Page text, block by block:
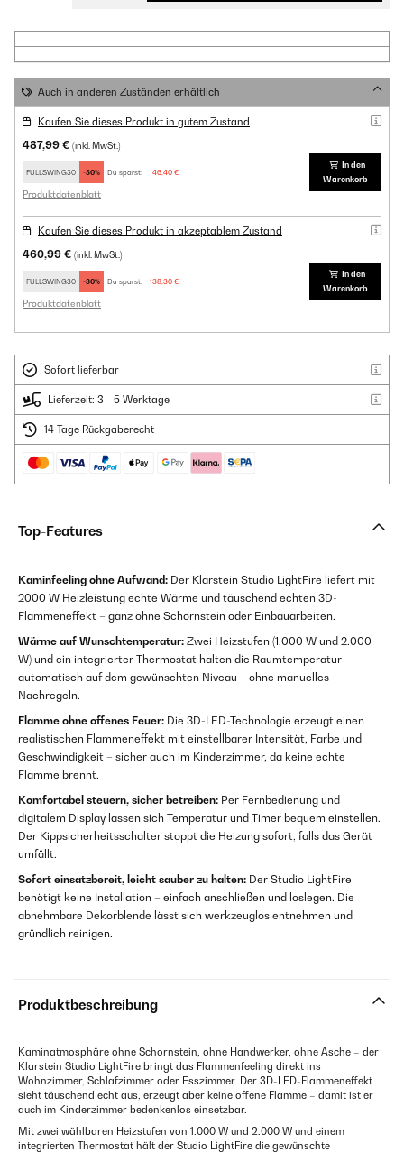
Auch in anderen Zuständen erhältlich
Kaufen Sie dieses Produkt in gutem Zustand
487,99 € (inkl. MwSt.)
FULLSWING30 -30% Du sparst: 146,40 €
Produktdatenblatt
In den
Warenkorb
Kaufen Sie dieses Produkt in akzeptablem Zustand
460,99 € (inkl. MwSt.)
FULLSWING30 -30% Du sparst: 138,30 €
Produktdatenblatt
In den
Warenkorb
Sofort lieferbar
Lieferzeit: 3 - 5 Werktage
14 Tage Rückgaberecht
Top-Features
Kaminfeeling ohne Aufwand: Der Klarstein Studio LightFire liefert mit
2000 W Heizleistung echte Wärme und täuschend echten 3D-
Flammeneffekt – ganz ohne Schornstein oder Einbauarbeiten.
Wärme auf Wunschtemperatur: Zwei Heizstufen (1.000 W und 2.000
W) und ein integrierter Thermostat halten die Raumtemperatur
automatisch auf dem gewünschten Niveau – ohne manuelles
Nachregeln.
Flamme ohne offenes Feuer: Die 3D-LED-Technologie erzeugt einen
realistischen Flammeneffekt mit einstellbarer Intensität, Farbe und
Geschwindigkeit – sicher auch im Kinderzimmer, da keine echte
Flamme brennt.
Komfortabel steuern, sicher betreiben: Per Fernbedienung und
digitalem Display lassen sich Temperatur und Timer bequem einstellen.
Der Kippsicherheitsschalter stoppt die Heizung sofort, falls das Gerät
umfällt.
Sofort einsatzbereit, leicht sauber zu halten: Der Studio LightFire
benötigt keine Installation – einfach anschließen und loslegen. Die
abnehmbare Dekorblende lässt sich werkzeuglos entnehmen und
gründlich reinigen.
Produktbeschreibung
Kaminatmosphäre ohne Schornstein, ohne Handwerker, ohne Asche – der
Klarstein Studio LightFire bringt das Flammenfeeling direkt ins
Wohnzimmer, Schlafzimmer oder Esszimmer. Der 3D-LED-Flammeneffekt
sieht täuschend echt aus, erzeugt aber keine offene Flamme – damit ist er
auch im Kinderzimmer bedenkenlos einsetzbar.
Mit zwei wählbaren Heizstufen von 1.000 W und 2.000 W und einem
integrierten Thermostat hält der Studio LightFire die gewünschte